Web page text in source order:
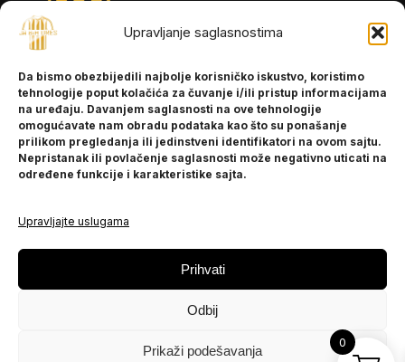
Upravljanje saglasnostima
Da bismo obezbijedili najbolje korisničko iskustvo, koristimo
tehnologije poput kolačića za čuvanje i/ili pristup informacijama
na uređaju. Davanjem saglasnosti na ove tehnologije
omogućavate nam obradu podataka kao što su ponašanje
prilikom pregledanja ili jedinstveni identifikatori na ovom sajtu.
Nepristanak ili povlačenje saglasnosti može negativno uticati na
određene funkcije i karakteristike sajta.
Upravljajte uslugama
Prihvati
Odbij
Prikaži podešavanja
INFORMACIJE
O nama
Kontakt
POMOĆ
Politika privatnosti
PRATITE NAS
Instagram
0